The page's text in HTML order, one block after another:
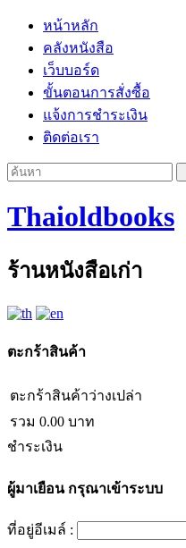
หน้าหลัก
คลังหนังสือ
เว็บบอร์ด
ขั้นตอนการสั่งซื้อ
แจ้งการชำระเงิน
ติดต่อเรา
Thaioldbooks
ร้านหนังสือเก่า
ตะกร้าสินค้า
ตะกร้าสินค้าว่างเปล่า
รวม 0.00 บาท
ชำระเงิน
ผู้มาเยือนกรุณาเข้าระบบ
ที่อยู่อีเมล์ :